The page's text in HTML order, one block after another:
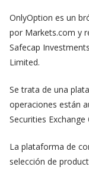
OnlyOption es un
por Markets.com y
Safecap Investments
Limited.
Se trata de una
operaciones están
Securities Exchange
La plataforma de
selección de